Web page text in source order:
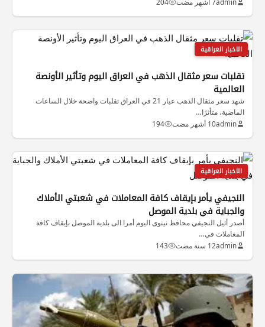
الاخبار العراقية
تقلبات سعر مثقال الذهب في العراق اليوم وتأثير الأونصة
العالمية
شهد سعر مثقال الذهب عيار 21 في العراق تقلبات واضحة خلال الساعات
الماضية، متأثرًا…
admin10 أشهر مضت 194
الاخبار العراقية
النجيفي يأمر بإيقاف كافة المعاملات في شعبتي الأملاك
والجباية في بلدية الموصل
أصدر أثيل النجيفي محافظ نينوى اليوم أمرا الى بلدية الموصل بإيقاف كافة
المعاملات في…
admin12 سنة مضت 143